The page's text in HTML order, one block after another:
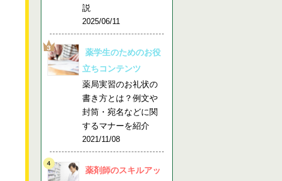
説
2025/06/11
薬学生のためのお役
立ちコンテンツ
薬局実習のお礼状の
書き方とは？例文や
封筒・宛名などに関
するマナーを紹介
2021/11/08
薬剤師のスキルアッ